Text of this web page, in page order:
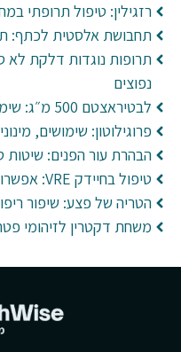
רזגילין: טיפול תרופתי
תחבושת אלסטית לכתף:
תרופות נוגדות דלקת לא
נפוצים
לבטיראצטם 500 מ״ג: שימושים ותופעות לוואי
פרוגילוטון: שימושים,
הבהרת עור הפנים: שיטות
טיפול בחיידק VRE: אפשרויות והתמודדות בבתי חולים
הטריה של פצע: שיפור
משחת דקטרין לזיהומי